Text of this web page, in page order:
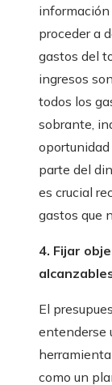
información
proceder a
gastos del
ingresos
todos los
sobrante,
parte del
es crucial
gastos que
4. Fijar
El
entenderse
como un